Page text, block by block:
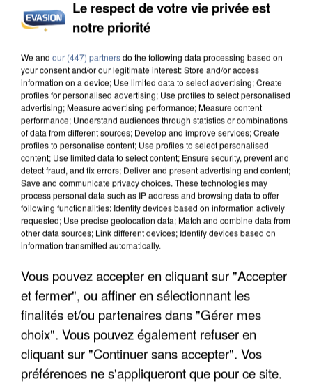
INCENDIES : L’ÎLE-DE-FRANCE LANCE UN ÉLAN
DE SOLIDARITÉ AVEC LES...
APRÈS TOUTES CES CANICULES, LES REFUGES
DE FAUNE SAUVAGE SONT...
Le respect de votre vie privée est
notre priorité
We and our (447) partnersdo the following data processing based on
your consent and/or our legitimate interest: Store and/or access
information on a device; Use limited data to select advertising; Create
profiles for personalised advertising; Use profiles to select personalised
advertising; Measure advertising performance; Measure content
performance; Understand audiences through statistics or combinations
of data from different sources; Develop and improve services; Create
profiles to personalise content; Use profiles to select personalised
content; Use limited data to select content; Ensure security, prevent and
detect fraud, and fix errors; Deliver and present advertising and content;
Save and communicate privacy choices. These technologies may
process personal data such as IP address and browsing data to offer
following functionalities: Identify devices based on information actively
requested; Use precise geolocation data; Match and combine data from
other data sources; Link different devices; Identify devices based on
information transmitted automatically.
Vous pouvez accepter en cliquant sur "Accepter
et fermer", ou affiner en sélectionnant les
finalités et/ou partenaires dans "Gérer mes
choix". Vous pouvez également refuser en
cliquant sur "Continuer sans accepter". Vos
préférences ne s'appliqueront que pour ce site.